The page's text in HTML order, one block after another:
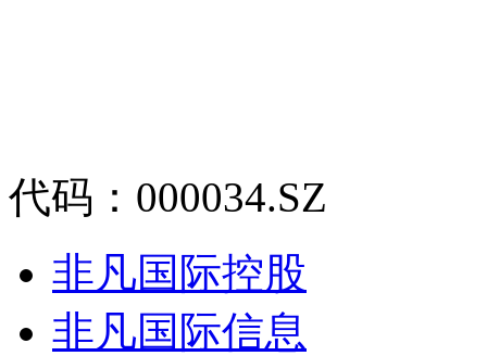
代码：000034.SZ
非凡国际控股
非凡国际信息